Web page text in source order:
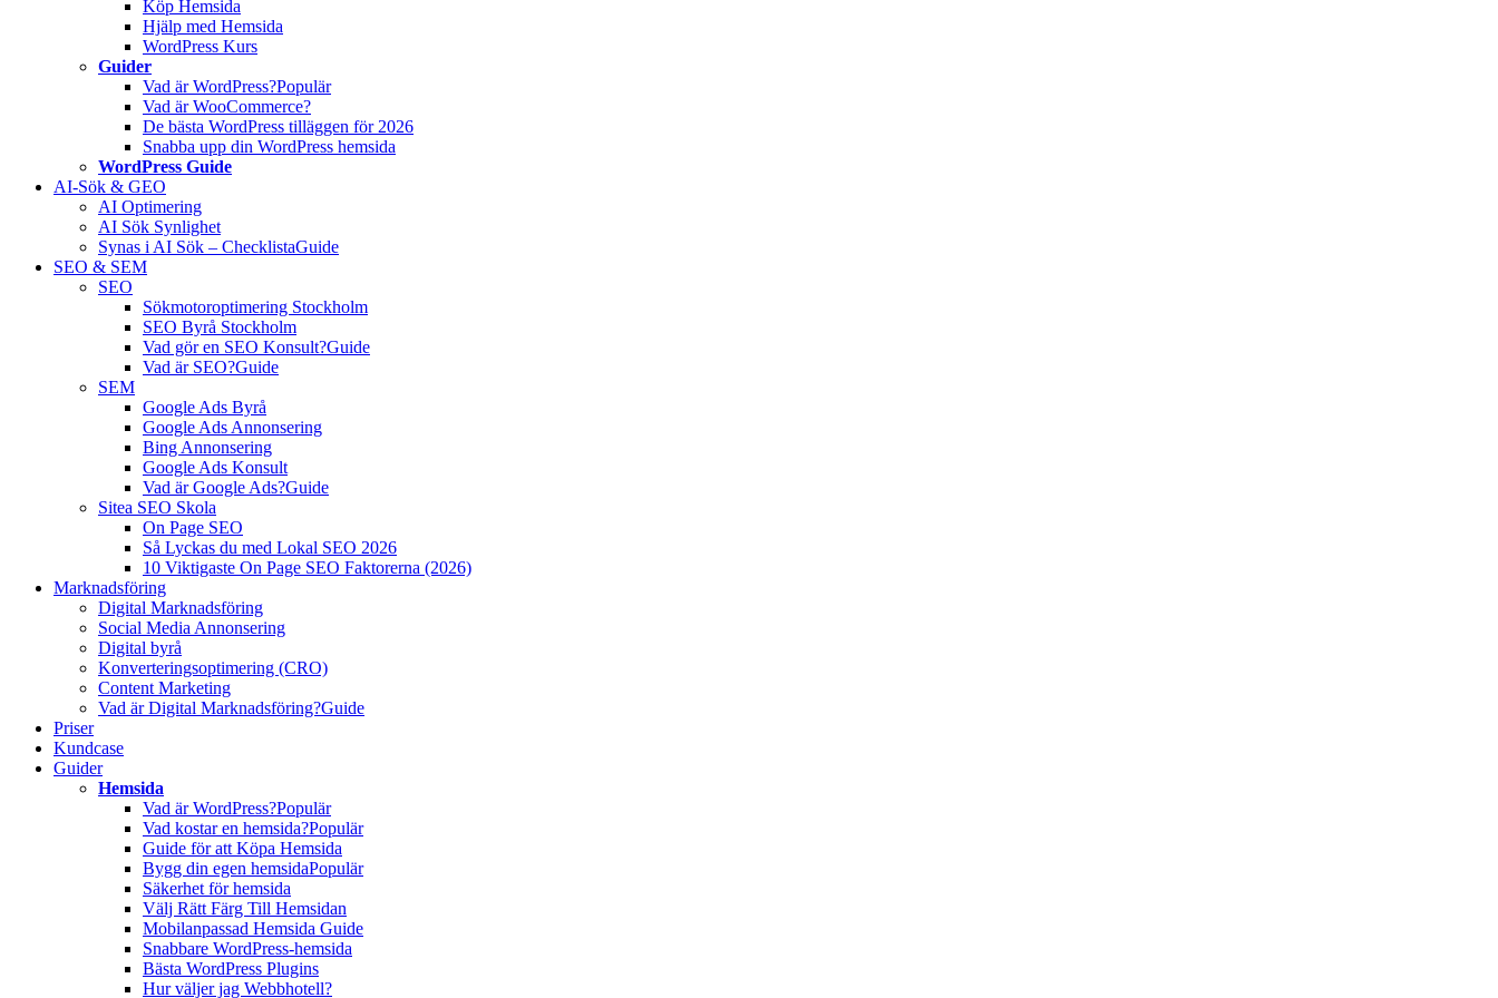
Köp Hemsida
Hjälp med Hemsida
WordPress Kurs
Guider
Vad är WordPress?Populär
Vad är WooCommerce?
De bästa WordPress tilläggen för 2026
Snabba upp din WordPress hemsida
WordPress Guide
AI-Sök & GEO
AI Optimering
AI Sök Synlighet
Synas i AI Sök – ChecklistaGuide
SEO & SEM
SEO
Sökmotoroptimering Stockholm
SEO Byrå Stockholm
Vad gör en SEO Konsult?Guide
Vad är SEO?Guide
SEM
Google Ads Byrå
Google Ads Annonsering
Bing Annonsering
Google Ads Konsult
Vad är Google Ads?Guide
Sitea SEO Skola
On Page SEO
Så Lyckas du med Lokal SEO 2026
10 Viktigaste On Page SEO Faktorerna (2026)
Marknadsföring
Digital Marknadsföring
Social Media Annonsering
Digital byrå
Konverteringsoptimering (CRO)
Content Marketing
Vad är Digital Marknadsföring?Guide
Priser
Kundcase
Guider
Hemsida
Vad är WordPress?Populär
Vad kostar en hemsida?Populär
Guide för att Köpa Hemsida
Bygg din egen hemsidaPopulär
Säkerhet för hemsida
Välj Rätt Färg Till Hemsidan
Mobilanpassad Hemsida Guide
Snabbare WordPress-hemsida
Bästa WordPress Plugins
Hur väljer jag Webbhotell?